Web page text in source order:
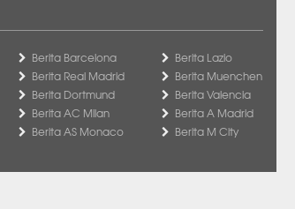
Berita Barcelona
Berita Real Madrid
Berita Dortmund
Berita AC Milan
Berita AS Monaco
Berita Lazio
Berita Muenchen
Berita Valencia
Berita A Madrid
Berita M City